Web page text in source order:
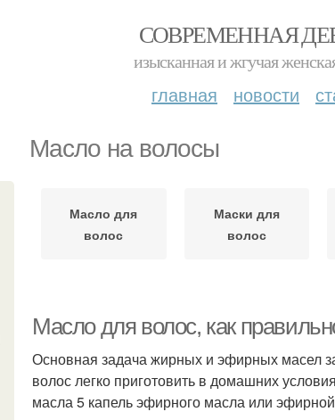
СОВРЕМЕННАЯ
изысканная и жгучая
главная новости
Масло на волосы
Масло для
волос
Маски для
волос
Масло для волос, как
Основная задача жирных и эфирных масел
волос легко приготовить в домашних
масла 5 капель эфирного масла или